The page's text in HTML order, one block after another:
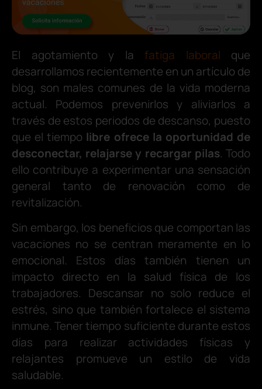
El agotamiento y la fatiga laboral que
desarrollamos recientemente en un artículo de
blog, son males comunes de la vida moderna
actual. Podemos prevenirlos y aliviarlos a
través de estos periodos de descanso, puesto
que el tiempo libre ofrece la oportunidad de
desconectar, relajarse y recargar pilas. Todo
ello contribuye a experimentar una sensación
general tanto de renovación como de
revitalización.
Sin embargo, los beneficios que comportan las
vacaciones no se centran meramente en lo
emocional. Estos días también tienen un
impacto directo en la salud física de los
trabajadores. Descansar no solo reduce el
estrés, sino que también fortalece el sistema
inmune. Tener tiempo suficiente durante estos
días para realizar actividades físicas y
relajantes promueve un estilo de vida
saludable.